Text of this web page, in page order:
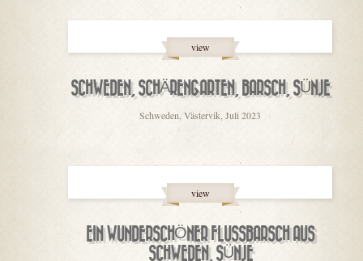
view
SCHWEDEN, SCHÄRENGARTEN, BARSCH, SÜNJE
Schweden, Västervik, Juli 2023
view
EIN WUNDERSCHÖNER FLUSSBARSCH AUS
SCHWEDEN, SÜNJE